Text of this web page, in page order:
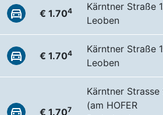
€ 1.704
Kärntner Straße
Leoben
€ 1.704
Kärntner Straße
Leoben
€ 1.707
Kärntner Strasse
(am HOFER